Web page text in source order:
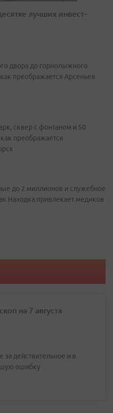
лучших инвест-
двора до горнолыжного
преображается Арсеньев
сквер с фонтаном и 50
преображается
до 2 миллионов и служебное
Находка привлекает медиков
на 7 августа
за действительное и в
ошибку